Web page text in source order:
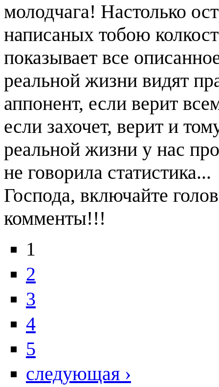
молодчага! Настолько
написаных тобою
показывает все
реальной жизни видят
аппонент, если верит
если захочет, верит и
реальной жизни у нас
не говорила статистика...
Господа, включайте
комменты!!!
1
2
3
4
5
следующая ›